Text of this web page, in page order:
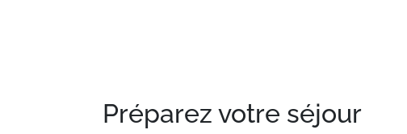
Préparez votre séjour